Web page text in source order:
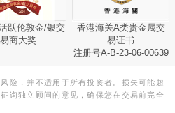
跃伦敦金/银交
易商大奖
香港海关A类贵金属交
易证书
注册号A-B-23-06-00639
险，并不适用于所有投资者。损失可能超
询独立顾问的意见，确保您在交易前完全